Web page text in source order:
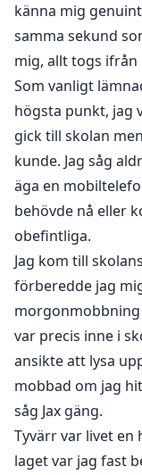
känna mig
samma sekund
mig, allt togs ifrån
Som vanligt
högsta punkt, jag
gick till skolan
kunde. Jag såg
äga en
behövde nå eller
obefintliga.
Jag kom till
förberedde jag
var precis inne i
ansikte att lysa
mobbad om jag
såg Jax gäng.
Tyvärr var livet en
laget var jag fast